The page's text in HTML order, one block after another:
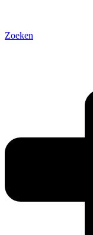
Zoeken